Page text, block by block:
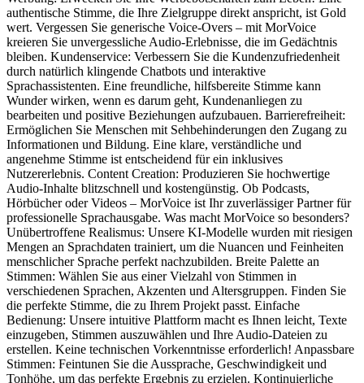
authentische Stimme, die Ihre Zielgruppe direkt anspricht, ist Gold
wert. Vergessen Sie generische Voice-Overs – mit MorVoice
kreieren Sie unvergessliche Audio-Erlebnisse, die im Gedächtnis
bleiben. Kundenservice: Verbessern Sie die Kundenzufriedenheit
durch natürlich klingende Chatbots und interaktive
Sprachassistenten. Eine freundliche, hilfsbereite Stimme kann
Wunder wirken, wenn es darum geht, Kundenanliegen zu
bearbeiten und positive Beziehungen aufzubauen. Barrierefreiheit:
Ermöglichen Sie Menschen mit Sehbehinderungen den Zugang zu
Informationen und Bildung. Eine klare, verständliche und
angenehme Stimme ist entscheidend für ein inklusives
Nutzererlebnis. Content Creation: Produzieren Sie hochwertige
Audio-Inhalte blitzschnell und kostengünstig. Ob Podcasts,
Hörbücher oder Videos – MorVoice ist Ihr zuverlässiger Partner für
professionelle Sprachausgabe. Was macht MorVoice so besonders?
Unübertroffene Realismus: Unsere KI-Modelle wurden mit riesigen
Mengen an Sprachdaten trainiert, um die Nuancen und Feinheiten
menschlicher Sprache perfekt nachzubilden. Breite Palette an
Stimmen: Wählen Sie aus einer Vielzahl von Stimmen in
verschiedenen Sprachen, Akzenten und Altersgruppen. Finden Sie
die perfekte Stimme, die zu Ihrem Projekt passt. Einfache
Bedienung: Unsere intuitive Plattform macht es Ihnen leicht, Texte
einzugeben, Stimmen auszuwählen und Ihre Audio-Dateien zu
erstellen. Keine technischen Vorkenntnisse erforderlich! Anpassbare
Stimmen: Feintunen Sie die Aussprache, Geschwindigkeit und
Tonhöhe, um das perfekte Ergebnis zu erzielen. Kontinuierliche